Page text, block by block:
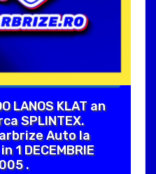
LANOS KLAT an
SPLINTEX.
Auto la
1 DECEMBRIE
.